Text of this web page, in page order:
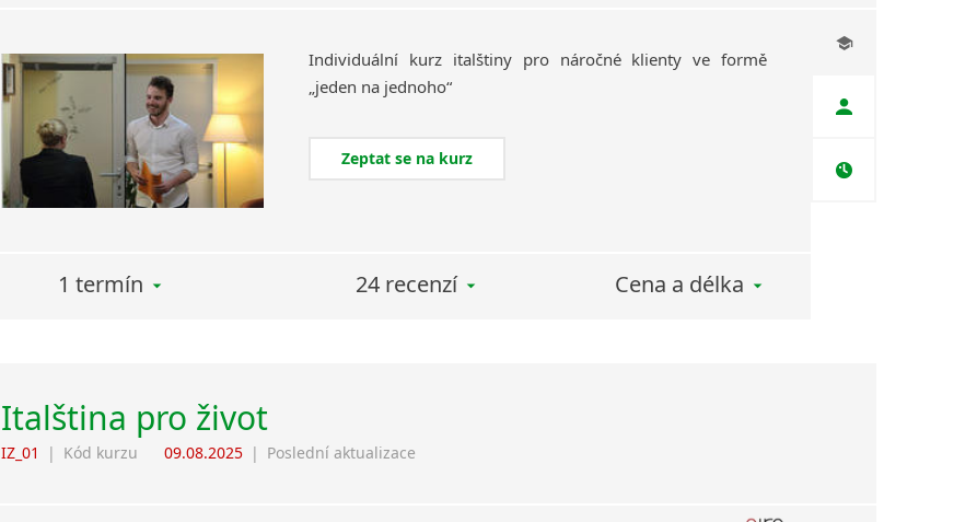
Individuální kurz italštiny pro náročné klienty ve formě
„jeden na jednoho“
Zeptat se na kurz
1 termín 24 recenzí Cena a délka
Italština pro život
IZ_01 | Kód kurzu 09.08.2025 | Poslední aktualizace